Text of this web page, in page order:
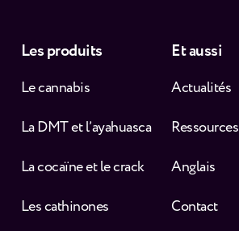
Les produits
Le cannabis
La DMT et l’ayahuasca
La cocaïne et le crack
Les cathinones
Et aussi
Actualités
Ressources
Anglais
Contact